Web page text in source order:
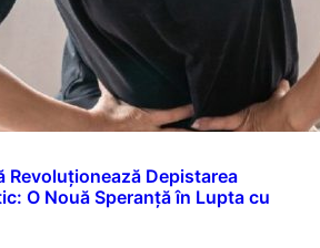
Depistarea
O Nouă Speranță în Lupta cu